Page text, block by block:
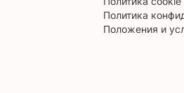
Политика
Положения и